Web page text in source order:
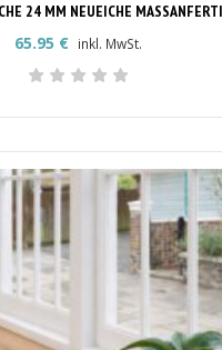
65.95 € inkl. MwSt.